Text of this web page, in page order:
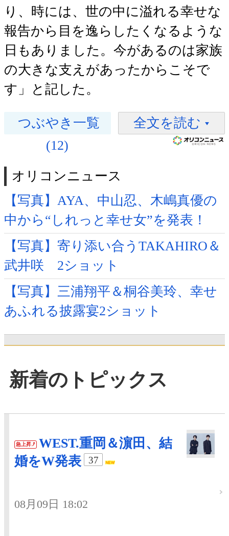
り、時には、世の中に溢れる幸せな
報告から目を逸らしたくなるような
日もありました。今があるのは家族
の大きな支えがあったからこそで
す」と記した。
つぶやき一覧
(12)
全文を読む
オリコンニュース
【写真】AYA、中山忍、木嶋真優の
中から“しれっと幸せ女”を発表！
【写真】寄り添い合うTAKAHIRO＆
武井咲 2ショット
【写真】三浦翔平＆桐谷美玲、幸せ
あふれる披露宴2ショット
新着のトピックス
急上昇
WEST.重岡＆濵田、結
婚をW発表
37
08月09日 18:02